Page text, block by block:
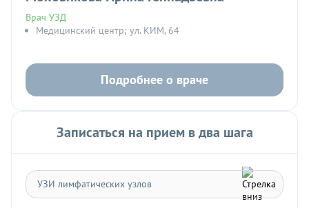
Врач УЗД
Медицинский центр; ул. КИМ, 64
Подробнее о враче
Записаться на прием в два шага